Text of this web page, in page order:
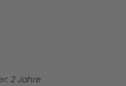
2 Jahre